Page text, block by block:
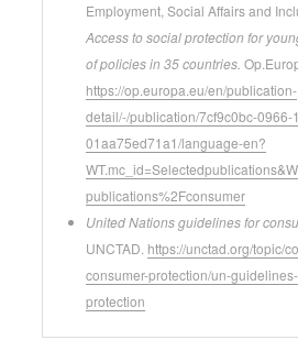
Employment, Social Affairs and
Access to social protection for
of policies in 35 countries.
https://op.europa.eu/en/publication-
detail/-/publication/7cf9c0bc-0966-
01aa75ed71a1/language-en?
publications%2Fconsumer
United Nations guidelines for
UNCTAD. https://unctad.org/topic/
consumer-protection/un-
protection